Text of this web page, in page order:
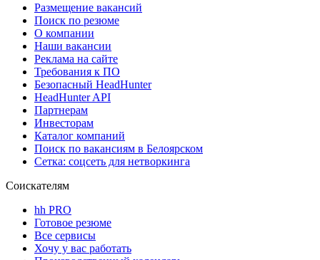
Размещение вакансий
Поиск по резюме
О компании
Наши вакансии
Реклама на сайте
Требования к ПО
Безопасный HeadHunter
HeadHunter API
Партнерам
Инвесторам
Каталог компаний
Поиск по вакансиям в Белоярском
Сетка: соцсеть для нетворкинга
Соискателям
hh PRO
Готовое резюме
Все сервисы
Хочу у вас работать